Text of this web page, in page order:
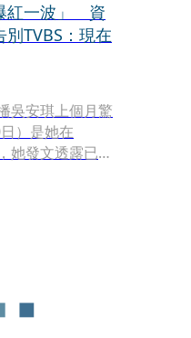
紅一波」 資
TVBS：現在
吳安琪上個月驚
）是她在
她發文透露已經